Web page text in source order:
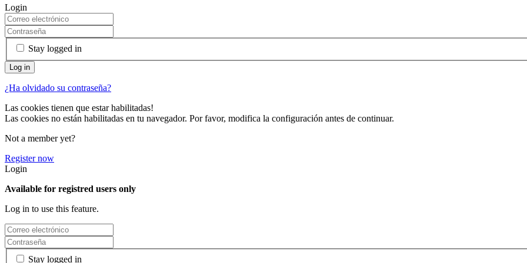
Login
Stay logged in
¿Ha olvidado su contraseña?
Las cookies tienen que estar habilitadas!
Las cookies no están habilitadas en tu navegador. Por favor, modifica la configuración antes de continuar.
Not a member yet?
Register now
Login
Available for registred users only
Log in to use this feature.
Stay logged in